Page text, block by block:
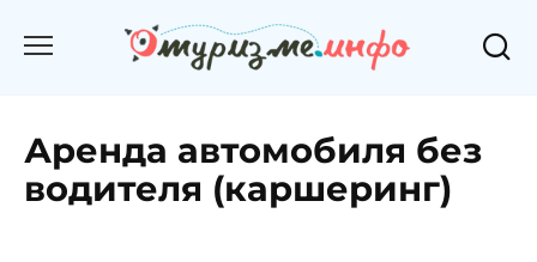
Аренда автомобиля без
водителя (каршеринг)